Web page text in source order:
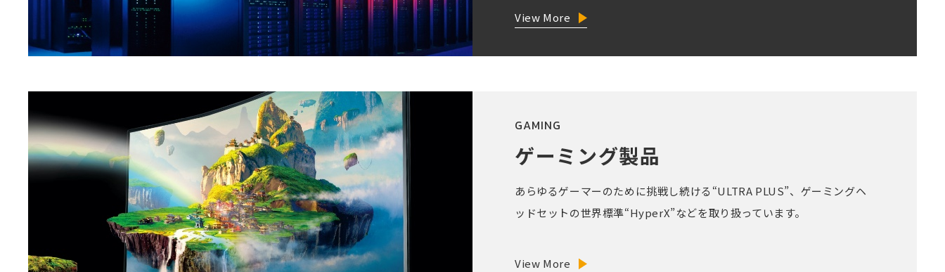
View More
GAMING
ゲーミング製品
あらゆるゲーマーのために挑戦し続ける“ULTRA PLUS”、ゲーミングヘ
ッドセットの世界標準“HyperX”などを取り扱っています。
View More